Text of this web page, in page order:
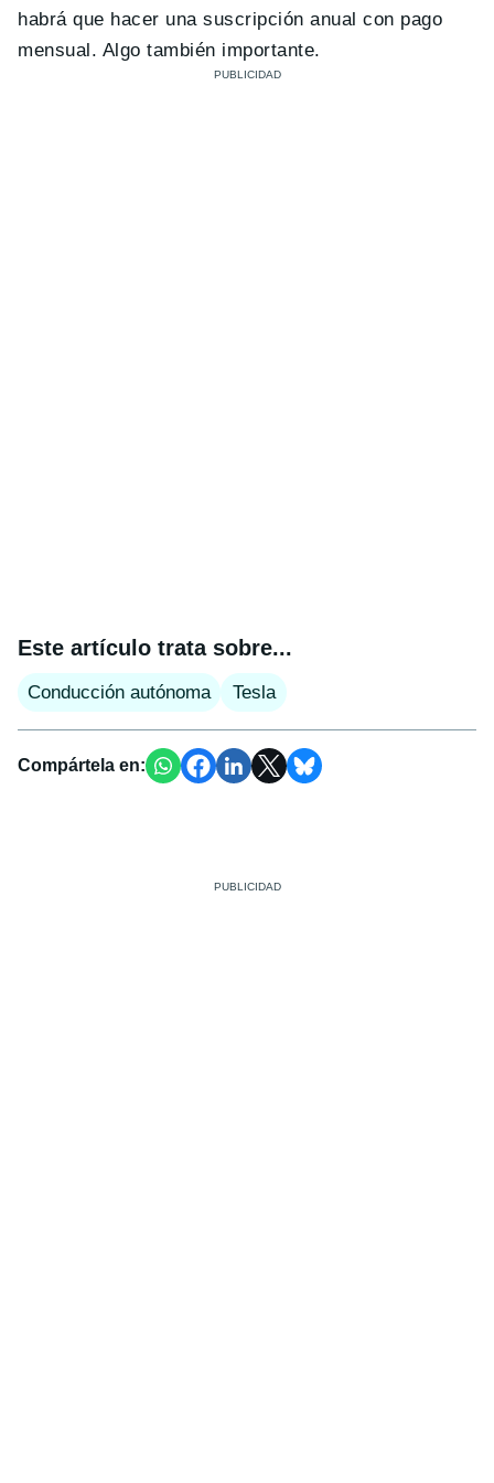
habrá que hacer una suscripción anual con pago
mensual. Algo también importante.
Este artículo trata sobre...
Conducción autónoma Tesla
Compártela en: